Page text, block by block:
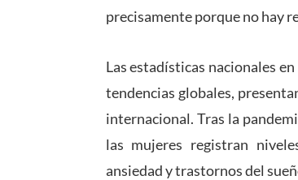
precisamente porque no hay
Las estadísticas nacionales
tendencias globales,
internacional. Tras la
las mujeres registran
ansiedad y trastornos del